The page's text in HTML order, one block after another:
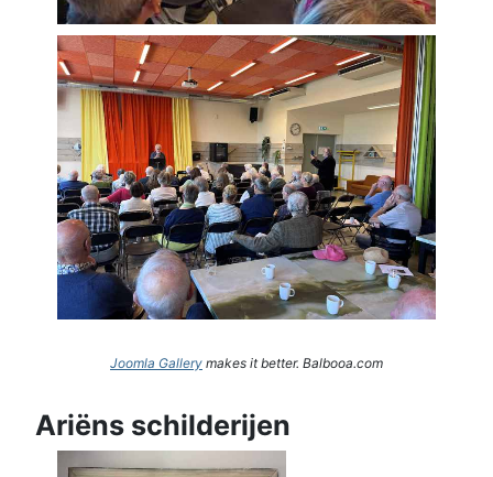
Joomla Gallery makes it better. Balbooa.com
Ariëns schilderijen